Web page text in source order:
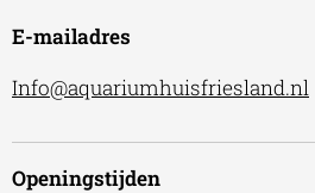
E-mailadres
Info@aquariumhuisfriesland.nl
Openingstijden